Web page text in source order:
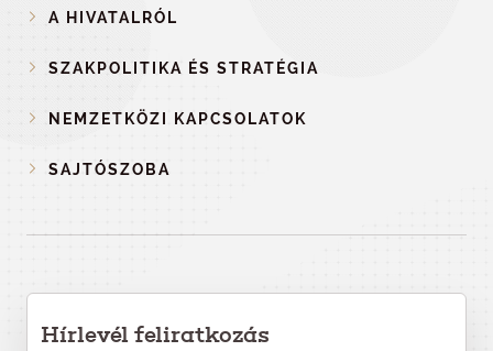
A HIVATALRÓL
SZAKPOLITIKA ÉS STRATÉGIA
NEMZETKÖZI KAPCSOLATOK
SAJTÓSZOBA
Hírlevél feliratkozás